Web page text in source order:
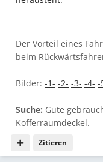
Zitieren
Der Vorteil eines
beim
Bilder: -1- -2- -3- -4- -
Suche: Gute
Kofferraumdeckel.